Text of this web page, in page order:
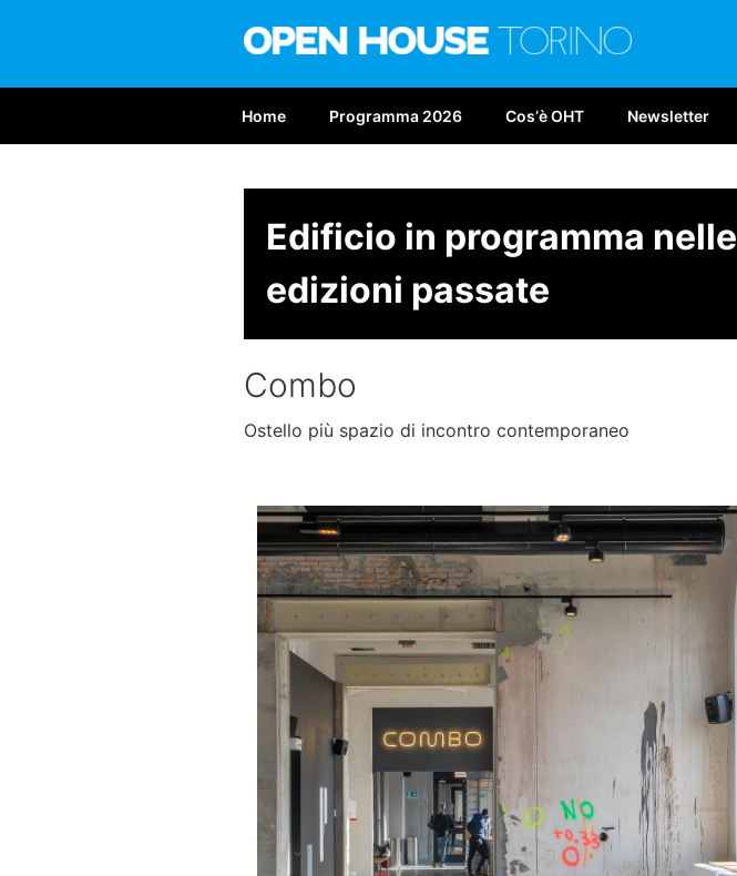
OPEN HOUSE TORINO
Home Programma 2026 Cosʼè OHT Newsletter
Edificio in programma nelle
edizioni passate
Combo
Ostello più spazio di incontro contemporaneo